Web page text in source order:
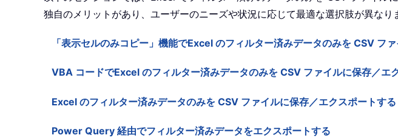
独自のメリットがあり、ユーザーのニーズや状況に応じて最適な選択肢が異な
「表示セルのみコピー」機能でExcel のフィルター済みデータのみを CSV フ
VBA コードでExcel のフィルター済みデータのみを CSV ファイルに保存／エ
Excel のフィルター済みデータのみを CSV ファイルに保存／エクスポートす
Power Query 経由でフィルター済みデータをエクスポートする